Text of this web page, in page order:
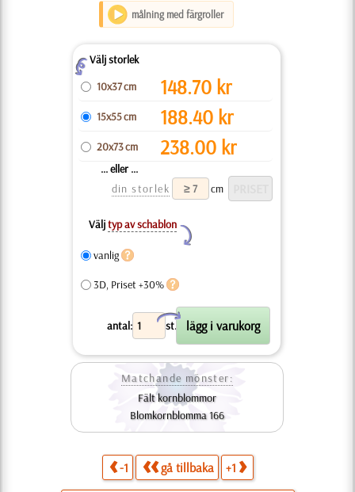
målning med färgroller
ZVälj storlek
10x37 cm
148.70 kr
15x55 cm 188.40 kr
20x73 cm 238.00 kr
... eller ...
din storlek
cm
Väljtyp av schablon
Y
vanlig
3D, Priset +30%
antal: st.
X
Matchande mönster:
Fält kornblommor
Blomkornblomma 166
-1 gå tillbaka +1